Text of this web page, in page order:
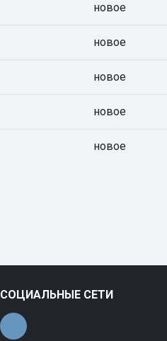
новое
новое
новое
новое
новое
СОЦИАЛЬНЫЕ СЕТИ